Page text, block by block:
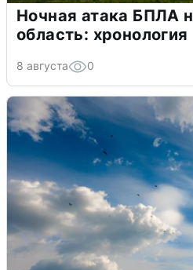
Ночная атака БПЛА
область: хронология
8 августа 0